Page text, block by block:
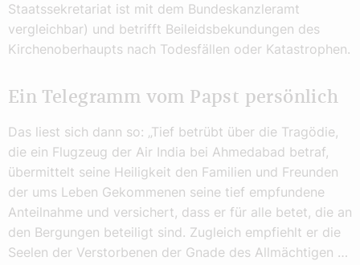
Staatssekretariat ist mit dem Bundeskanzleramt
vergleichbar) und betrifft Beileidsbekundungen des
Kirchenoberhaupts nach Todesfällen oder Katastrophen.
Ein Telegramm vom Papst persönlich
Das liest sich dann so: „Tief betrübt über die Tragödie,
die ein Flugzeug der Air India bei Ahmedabad betraf,
übermittelt seine Heiligkeit den Familien und Freunden
der ums Leben Gekommenen seine tief empfundene
Anteilnahme und versichert, dass er für alle betet, die an
den Bergungen beteiligt sind. Zugleich empfiehlt er die
Seelen der Verstorbenen der Gnade des Allmächtigen …